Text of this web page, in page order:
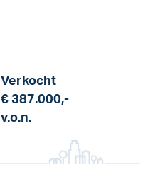
Verkocht
€ 387.000,-
v.o.n.